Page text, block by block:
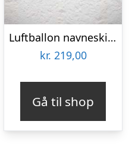
Luftballon navneskilt – farve
kr. 219,00
Gå til shop